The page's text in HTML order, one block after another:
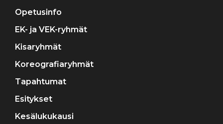
Opetusinfo
EK- ja VEK-ryhmät
Kisaryhmät
Koreografiaryhmät
Tapahtumat
Esitykset
Kesälukukausi